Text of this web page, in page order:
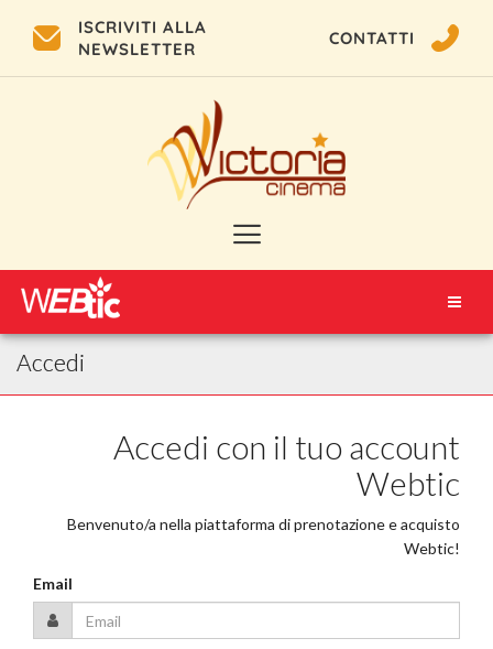
ISCRIVITI ALLA
NEWSLETTER
CONTATTI